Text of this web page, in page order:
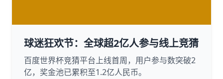
球迷狂欢节：全球超2亿人参与线上竞猜
百度世界杯竞猜平台上线首周，用户参与数突破2
亿，奖金池已累积至1.2亿人民币。